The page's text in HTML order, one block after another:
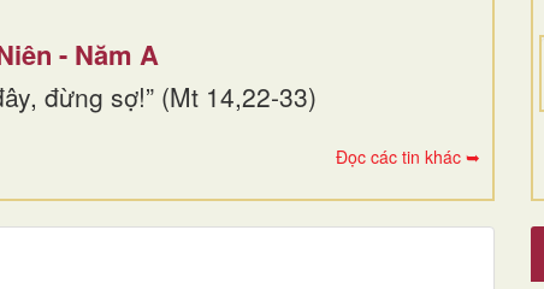
- Năm A
đừng sợ!” (Mt 14,22-33)
Đọc các tin khác ➥